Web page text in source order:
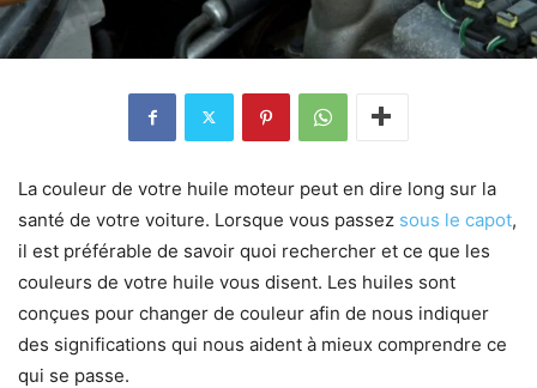
La couleur de votre huile moteur peut en dire long sur la
santé de votre voiture. Lorsque vous passez sous le capot,
il est préférable de savoir quoi rechercher et ce que les
couleurs de votre huile vous disent. Les huiles sont
conçues pour changer de couleur afin de nous indiquer
des significations qui nous aident à mieux comprendre ce
qui se passe.